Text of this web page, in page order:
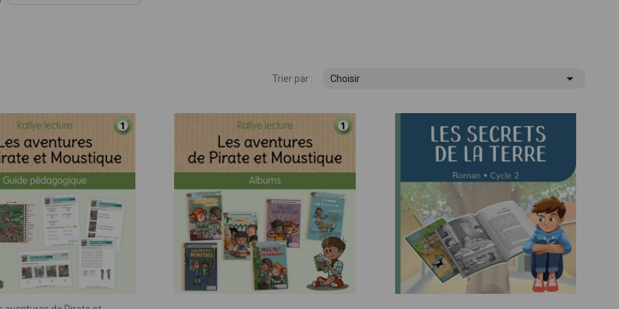
Trier par : Choisir 
donnons vie à vos idées pédagogiques !